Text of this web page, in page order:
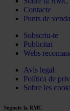
Contacte
Punts de venda
Subscriu-te
Publicitat
Webs
Avís legal
Política de
Sobre les
Segueix la RMC